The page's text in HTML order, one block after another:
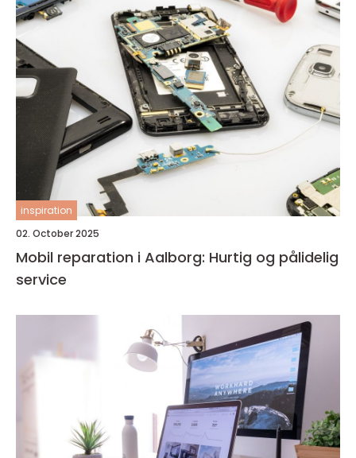
inspiration
02. October 2025
Mobil reparation i Aalborg: Hurtig og pålidelig
service